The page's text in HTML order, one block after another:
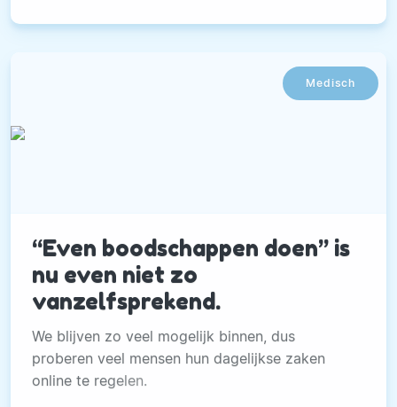
Medisch
“Even boodschappen doen” is
nu even niet zo
vanzelfsprekend.
We blijven zo veel mogelijk binnen, dus
proberen veel mensen hun dagelijkse zaken
online te regelen.